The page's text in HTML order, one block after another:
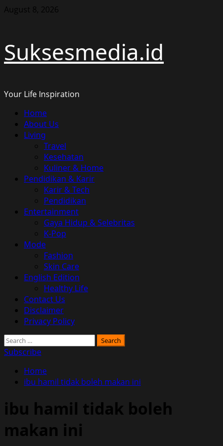
Skip
August 8, 2026
Suksesmedia.id
Your Life Inspiration
Primary
Menu
Home
About Us
Living
Travel
Kesehatan
Kuliner & Home
Pendidikan & Karir
Karir & Tech
Pendidikan
Entertainment
Gaya Hidup & Selebritas
K-Pop
Mode
Fashion
Skin Care
English Edition
Healthy Life
Contact Us
Disclaimer
Privacy Policy
Search
for:
Subscribe
Home
ibu hamil tidak boleh makan ini
ibu hamil tidak boleh
makan ini